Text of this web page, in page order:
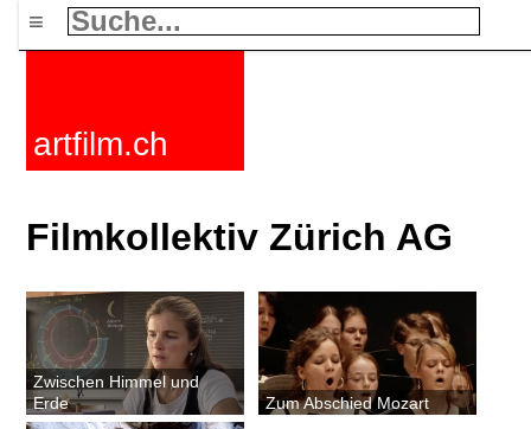
≡
artfilm.ch
Filmkollektiv Zürich AG
Zwischen Himmel und
Erde
Zum Abschied Mozart